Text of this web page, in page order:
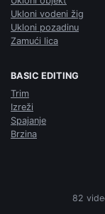
Ukloni vodeni žig
Ukloni pozadinu
Zamući lica
BASIC EDITING
Trim
Izreži
Spajanje
Brzina
82